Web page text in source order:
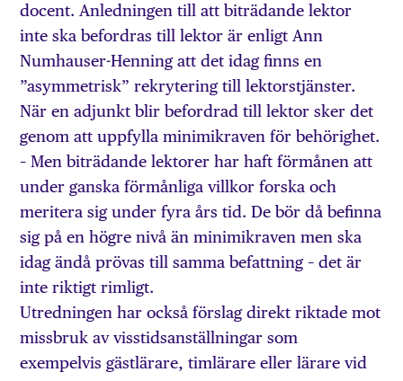
docent. Anledningen till att biträdande lektor
inte ska befordras till lektor är enligt Ann
Numhauser-Henning att det idag finns en
”asymmetrisk” rekrytering till lektorstjänster.
När en adjunkt blir befordrad till lektor sker det
genom att uppfylla minimikraven för behörighet.
– Men biträdande lektorer har haft förmånen att
under ganska förmånliga villkor forska och
meritera sig under fyra års tid. De bör då befinna
sig på en högre nivå än minimikraven men ska
idag ändå prövas till samma befattning – det är
inte riktigt rimligt.
Utredningen har också förslag direkt riktade mot
missbruk av visstidsanställningar som
exempelvis gästlärare, timlärare eller lärare vid